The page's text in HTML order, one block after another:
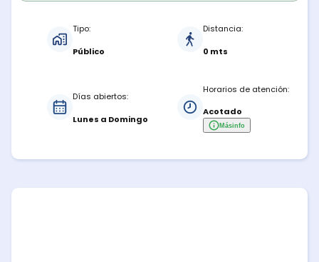
Tipo:
Público
Distancia:
0 mts
Días abiertos:
Lunes a Domingo
Horarios de atención:
Acotado
Másinfo